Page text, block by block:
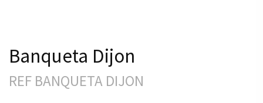
Banqueta Dijon
REF BANQUETA DIJON